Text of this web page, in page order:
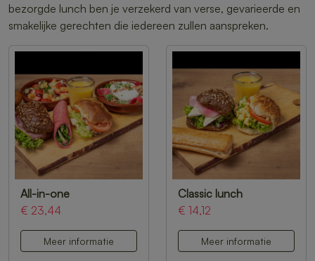
bezorgde lunch ben je verzekerd van verse, gevarieerde en
smakelijke gerechten die iedereen zullen aanspreken.
All-in-one
€ 23,44
Meer informatie
Classic lunch
€ 14,12
Meer informatie